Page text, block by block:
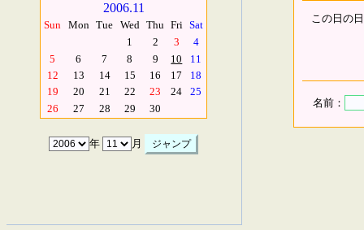
2006.11
Sun Mon Tue Wed Thu Fri Sat
1
2 3
4
5
6 7 8 9 10
11
12
13 14 15 16 17
18
19
20 21 22 23 24
25
26
27 28 29 30
年 月
この日の
名前：